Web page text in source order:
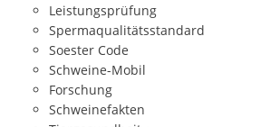
Leistungsprüfung
Spermaqualitätsstandard
Soester Code
Schweine-Mobil
Forschung
Schweinefakten